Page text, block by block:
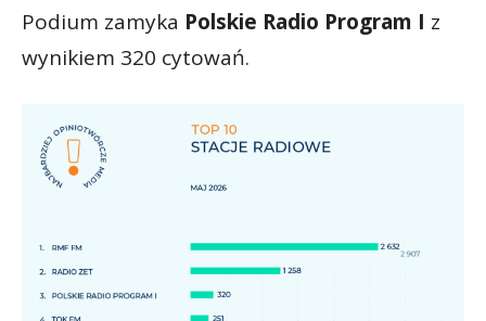
Podium zamyka Polskie Radio Program I z
wynikiem 320 cytowań.